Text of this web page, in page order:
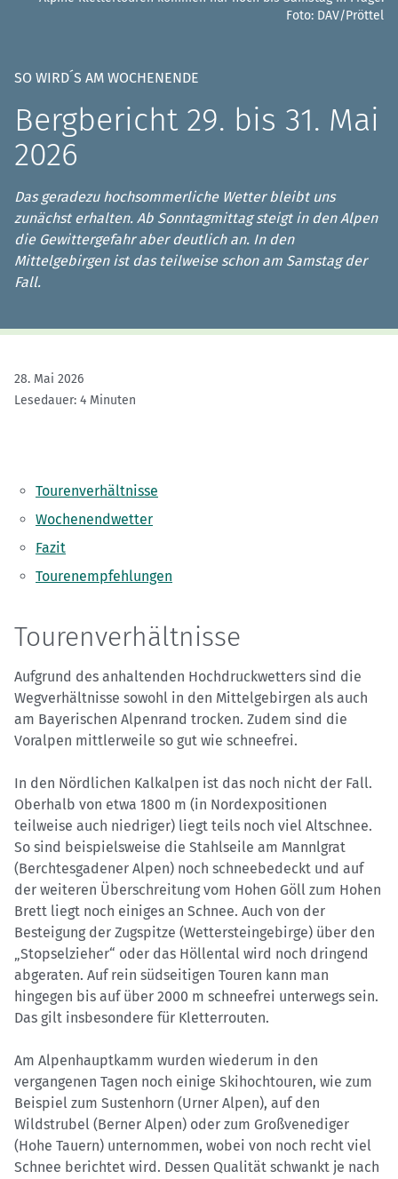
Foto: DAV/Pröttel
SO WIRD´S AM WOCHENENDE
Bergbericht 29. bis 31. Mai
2026
Das geradezu hochsommerliche Wetter bleibt uns
zunächst erhalten. Ab Sonntagmittag steigt in den Alpen
die Gewittergefahr aber deutlich an. In den
Mittelgebirgen ist das teilweise schon am Samstag der
Fall.
28. Mai 2026
Lesedauer: 4 Minuten
Tourenverhältnisse
Wochenendwetter
Fazit
Tourenempfehlungen
Tourenverhältnisse
Aufgrund des anhaltenden Hochdruckwetters sind die
Wegverhältnisse sowohl in den Mittelgebirgen als auch
am Bayerischen Alpenrand trocken. Zudem sind die
Voralpen mittlerweile so gut wie schneefrei.
In den Nördlichen Kalkalpen ist das noch nicht der Fall.
Oberhalb von etwa 1800 m (in Nordexpositionen
teilweise auch niedriger) liegt teils noch viel Altschnee.
So sind beispielsweise die Stahlseile am Mannlgrat
(Berchtesgadener Alpen) noch schneebedeckt und auf
der weiteren Überschreitung vom Hohen Göll zum Hohen
Brett liegt noch einiges an Schnee. Auch von der
Besteigung der Zugspitze (Wettersteingebirge) über den
„Stopselzieher“ oder das Höllental wird noch dringend
abgeraten. Auf rein südseitigen Touren kann man
hingegen bis auf über 2000 m schneefrei unterwegs sein.
Das gilt insbesondere für Kletterrouten.
Am Alpenhauptkamm wurden wiederum in den
vergangenen Tagen noch einige Skihochtouren, wie zum
Beispiel zum Sustenhorn (Urner Alpen), auf den
Wildstrubel (Berner Alpen) oder zum Großvenediger
(Hohe Tauern) unternommen, wobei von noch recht viel
Schnee berichtet wird. Dessen Qualität schwankt je nach